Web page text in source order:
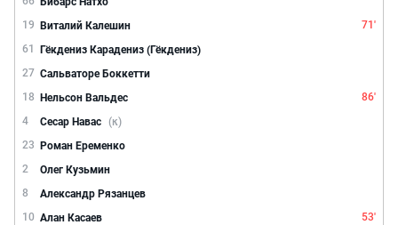
19 Виталий Калешин
71'
61
Гёкдениз Карадениз (Гёкдениз)
27 Сальваторе Боккетти
18 Нельсон Вальдес
86'
4
Сесар Навас (к)
23 Роман Еременко
2
Олег Кузьмин
8
Александр Рязанцев
10 Алан Касаев 53'